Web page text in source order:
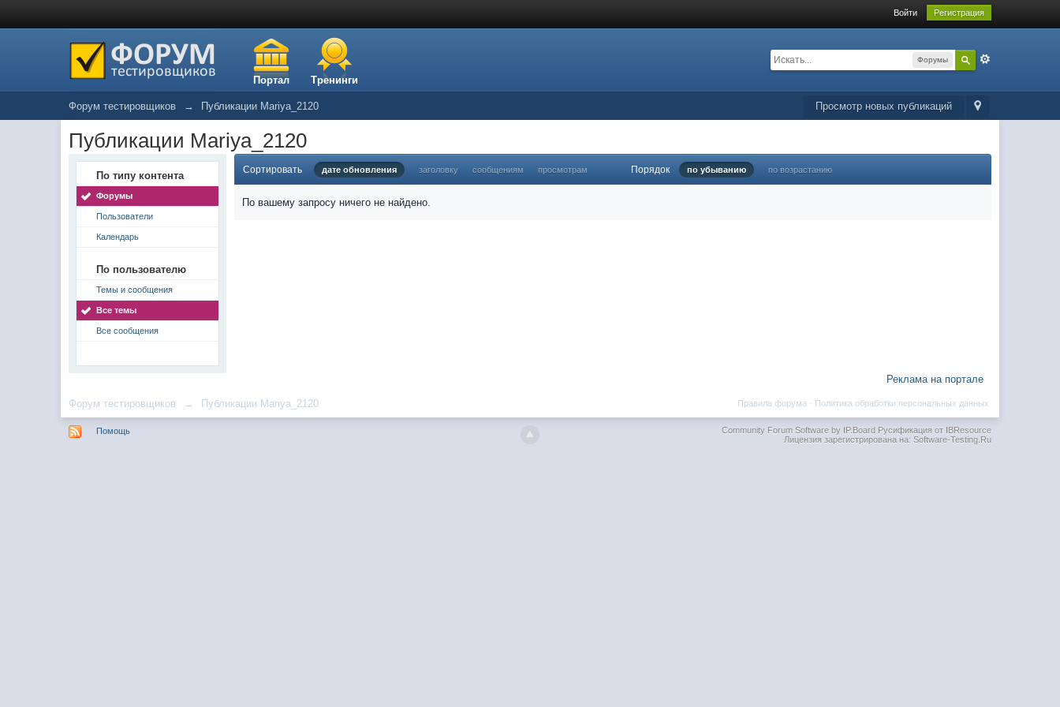
Войти Регистрация
Портал Тренинги
Форумы
Просмотр новых публикаций
Форум тестировщиков → Публикации Mariya_2120
Публикации Mariya_2120
По типу контента
Форумы
Пользователи
Календарь
По пользователю
Темы и сообщения
Все темы
Все сообщения
Сортировать дате обновления заголовку сообщениям просмотрам Порядок по убыванию по возрастанию
По вашему запросу ничего не найдено.
Реклама на портале
Форум тестировщиков → Публикации Mariya_2120 Политика обработки персональных данных
Правила форума ·
Помощь Community Forum Software by IP.BoardРусификация от IBResource
Лицензия зарегистрирована на: Software-Testing.Ru